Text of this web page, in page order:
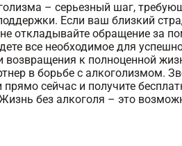
– серьезный шаг,
Если ваш близкий
откладывайте обращение за
все необходимое для
возвращения к полноценной
в борьбе с алкоголизмом.
прямо сейчас и получите
без алкоголя – это